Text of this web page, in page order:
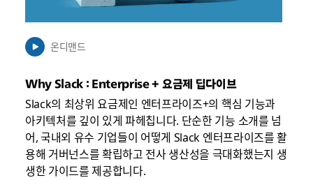
릴
수
있
온디맨드
Why Slack : Enterprise + 요금제 딥다이브
Slack의 최상위 요금제인 엔터프라이즈+의 핵심 기능과
아키텍처를 깊이 있게 파헤칩니다. 단순한 기능 소개를 넘
어, 국내외 유수 기업들이 어떻게 Slack 엔터프라이즈를 활
용해 거버넌스를 확립하고 전사 생산성을 극대화했는지 생
생한 가이드를 제공합니다.